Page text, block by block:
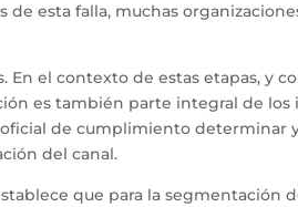
de esta falla, muchas
En el contexto de estas etapas, y
es también parte integral de
de cumplimiento determinar
del canal.
que para la segmentación